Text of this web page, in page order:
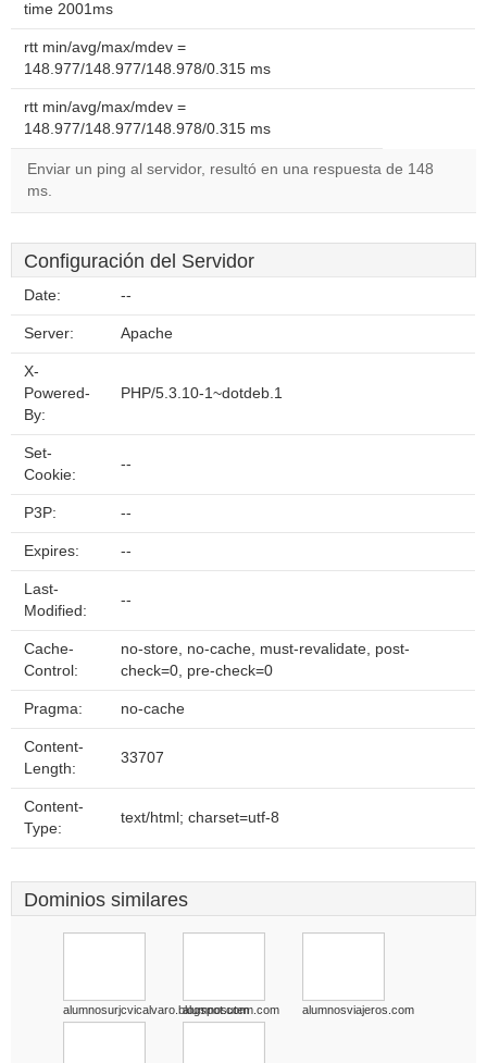
time 2001ms
rtt min/avg/max/mdev =
148.977/148.977/148.978/0.315 ms
rtt min/avg/max/mdev =
148.977/148.977/148.978/0.315 ms
Enviar un ping al servidor, resultó en una respuesta de 148
ms.
Configuración del Servidor
Date: --
Server: Apache
X-
Powered-
By:
PHP/5.3.10-1~dotdeb.1
Set-
Cookie:
--
P3P: --
Expires: --
Last-
Modified:
--
Cache-
Control:
no-store, no-cache, must-revalidate, post-
check=0, pre-check=0
Pragma: no-cache
Content-
Length:
33707
Content-
Type:
text/html; charset=utf-8
Dominios similares
alumnosurjcvicalvaro.blogspot.com
alumnosutem.com alumnosviajeros.com